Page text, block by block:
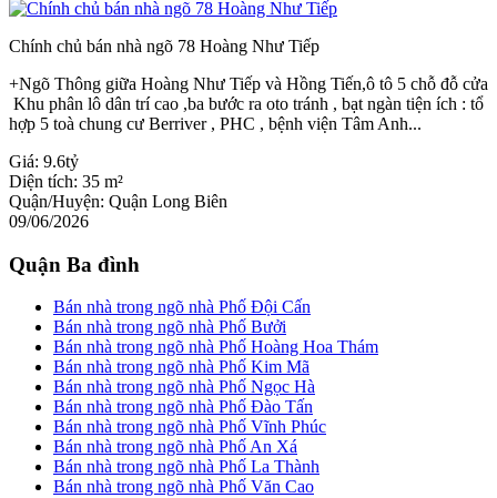
Chính chủ bán nhà ngõ 78 Hoàng Như Tiếp
+Ngõ Thông giữa Hoàng Như Tiếp và Hồng Tiến,ô tô 5 chỗ đỗ cửa
Khu phân lô dân trí cao ,ba bước ra oto tránh , bạt ngàn tiện ích : tổ
hợp 5 toà chung cư Berriver , PHC , bệnh viện Tâm Anh...
Giá: 9.6tỷ
Diện tích: 35 m²
Quận/Huyện: Quận Long Biên
09/06/2026
Quận Ba đình
Bán nhà trong ngõ nhà Phố Đội Cấn
Bán nhà trong ngõ nhà Phố Bưởi
Bán nhà trong ngõ nhà Phố Hoàng Hoa Thám
Bán nhà trong ngõ nhà Phố Kim Mã
Bán nhà trong ngõ nhà Phố Ngọc Hà
Bán nhà trong ngõ nhà Phố Đào Tấn
Bán nhà trong ngõ nhà Phố Vĩnh Phúc
Bán nhà trong ngõ nhà Phố An Xá
Bán nhà trong ngõ nhà Phố La Thành
Bán nhà trong ngõ nhà Phố Văn Cao